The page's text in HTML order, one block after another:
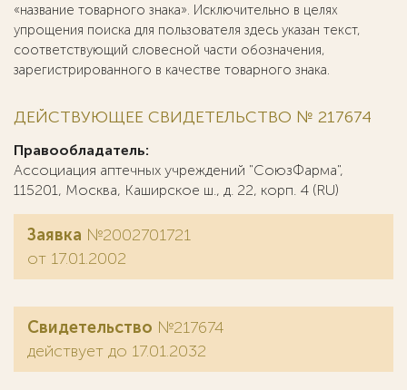
«название товарного знака». Исключительно в целях
упрощения поиска для пользователя здесь указан текст,
соответствующий словесной части обозначения,
зарегистрированного в качестве товарного знака.
ДЕЙСТВУЮЩЕЕ СВИДЕТЕЛЬСТВО № 217674
Правообладатель:
Ассоциация аптечных учреждений "СоюзФарма",
115201, Москва, Каширское ш., д. 22, корп. 4 (RU)
Заявка №2002701721
от 17.01.2002
Свидетельство №217674
действует до 17.01.2032